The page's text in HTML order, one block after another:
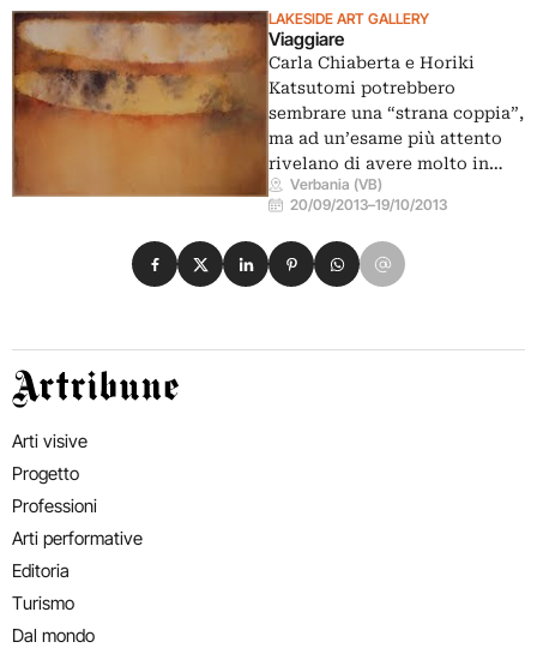
LAKESIDE ART GALLERY
Viaggiare
Carla Chiaberta e Horiki
Katsutomi potrebbero
sembrare una “strana coppia”,
ma ad un’esame più attento
rivelano di avere molto in…
Verbania (VB)
20/09/2013–19/10/2013
Condividi su Facebook
Condividi su X
Condividi su LinkedIn
Condividi su Pinterest
Condividi su WhatsApp
Condividi su Email
Artribune
Arti visive
Progetto
Professioni
Arti performative
Editoria
Turismo
Dal mondo